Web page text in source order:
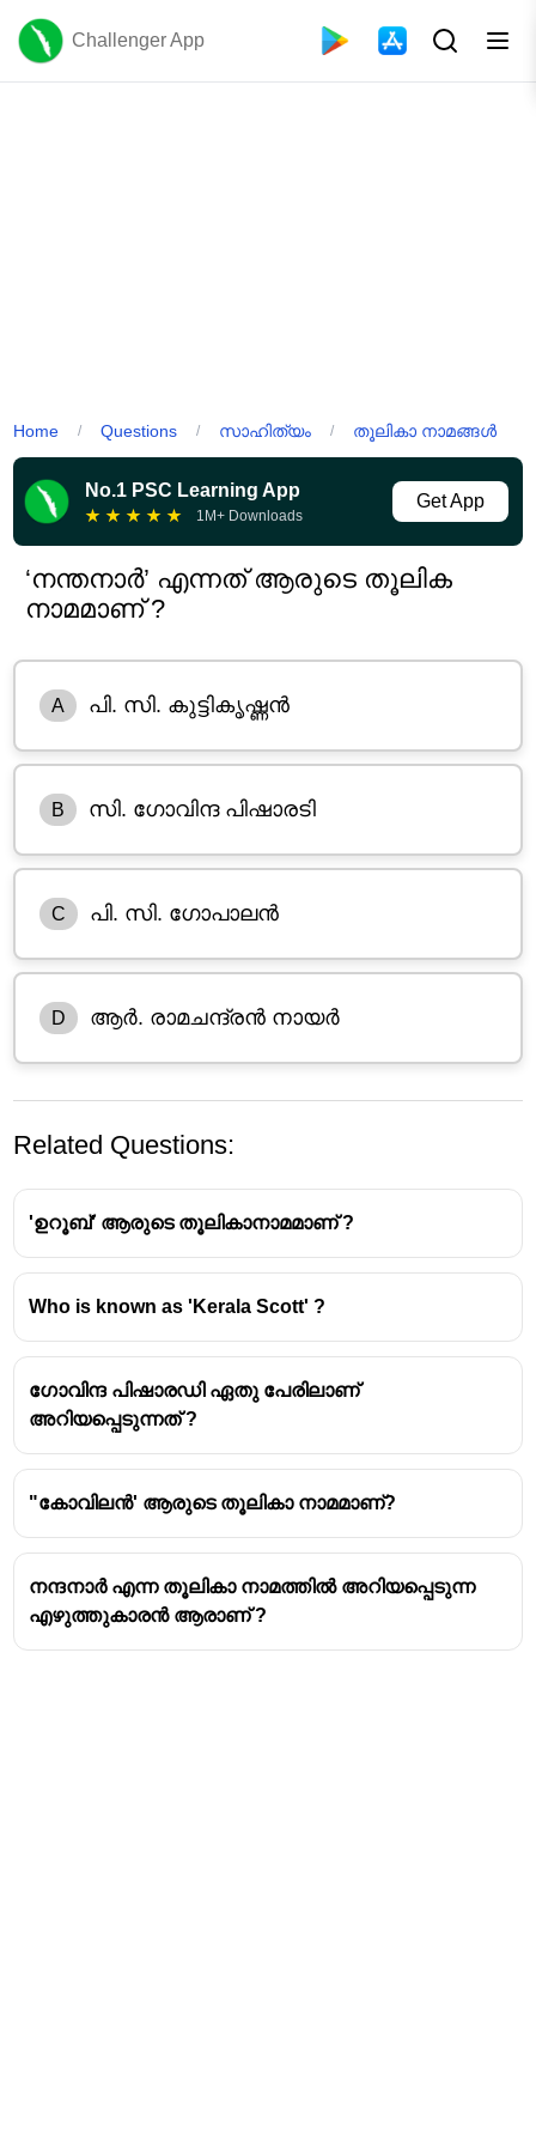
Challenger App
Home / Questions / സാഹിത്യം / തൂലികാ നാമങ്ങൾ
No.1 PSC Learning App
★ ★ ★ ★ ★ 1M+ Downloads
Get App
‘നന്തനാർ’ എന്നത് ആരുടെ തൂലിക
നാമമാണ് ?
A പി. സി. കുട്ടികൃഷ്ണൻ
B സി. ഗോവിന്ദ പിഷാരടി
C പി. സി. ഗോപാലൻ
D ആർ. രാമചന്ദ്രൻ നായർ
നോവലിസ്റ്റ്, ചെറുകഥാകൃത്ത് എന്നീ
മലയാളസാഹിത്യകാരനാണ്നന്തനാർ
തൂലികാ നാമത്തിൽ അറിയപ്പെടുന്ന
ഗോപാലൻ (പൂരപ്പറമ്പിൽ ചെങ്ങര ഗോപാലൻ
ആത്മാവിന്റെ നോവുകൾഎന്ന നോവൽ 1963-
ൽ കേരള സാഹിത്യ അക്കാദമി
തമിഴ് ശിവഭക്തസന്യാസിയായിരുന്ന
നന്ദനാരോടുള്ളആദരസൂചകമായാണ്
അദ്ദേഹം തൂലികാനാമം സ്വീകരിച്ചത്.
Related Questions:
'ഉറൂബ്' ആരുടെ തൂലികാനാമമാണ് ?
Who is known as 'Kerala Scott' ?
ഗോവിന്ദ പിഷാരഡി ഏതു പേരിലാണ്
അറിയപ്പെടുന്നത് ?
"കോവിലൻ' ആരുടെ തൂലികാ നാമമാണ്?
നന്ദനാർ എന്ന തൂലികാ നാമത്തിൽ അറിയപ്പെടുന്ന
എഴുത്തുകാരൻ ആരാണ് ?